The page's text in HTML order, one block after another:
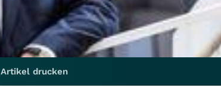
Artikel drucken